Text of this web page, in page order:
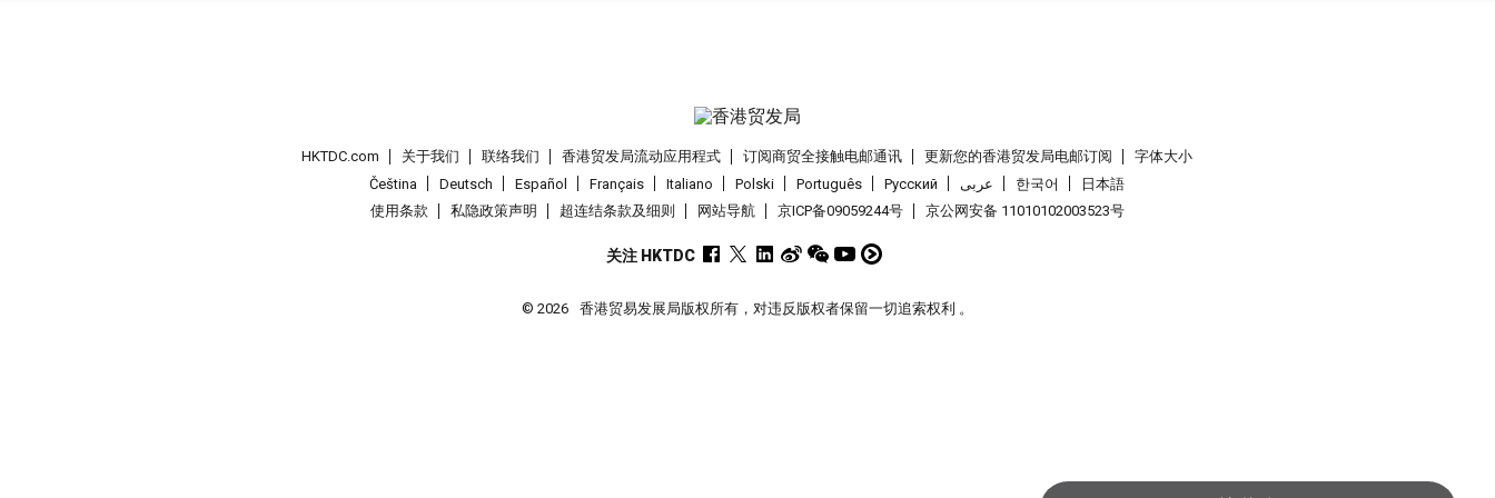
HKTDC.com 关于我们 联络我们 香港贸发局流动应用程式 订阅商贸全接触电邮通讯 更新您的香港贸发局电邮订阅
字体大小
Čeština
Deutsch Español Français Italiano Polski Português Pусский عربى 한국어
日本語
使用条款
私隐政策声明 超连结条款及细则 网站导航 京ICP备09059244号 京公网安备 11010102003523号
关注 HKTDC
© 2026 香港贸易发展局版权所有，对违反版权者保留一切追索权利 。